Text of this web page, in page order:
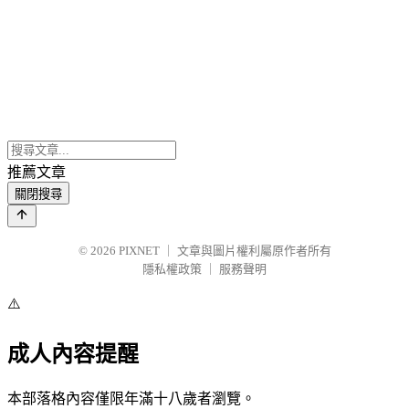
推薦文章
關閉搜尋
© 2026 PIXNET
文章與圖片權利屬原作者所有
隱私權政策
服務聲明
⚠️
成人內容提醒
本部落格內容僅限年滿十八歲者瀏覽。